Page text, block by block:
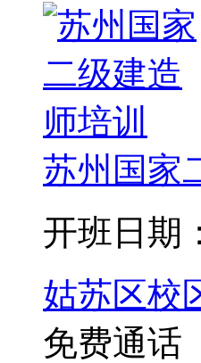
苏州国家
开班日期
姑苏区校
免费通话